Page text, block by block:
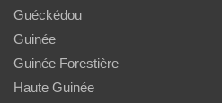
Guéckédou
Guinée
Guinée Forestière
Haute Guinée